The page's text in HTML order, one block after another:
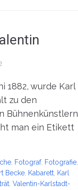
1882, wurde Karl
zu den
Bühnenkünstlern
man ein Etikett
Fotograf, Fotografie
Becke Kabarett Karl
Valentin-Karlstadt-